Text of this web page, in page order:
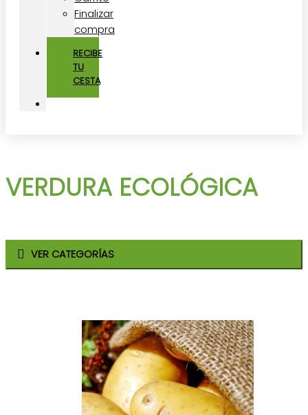
Finalizar
compra
RECIBE
TU
CESTA
VERDURA ECOLÓGICA
VER CATEGORÍAS